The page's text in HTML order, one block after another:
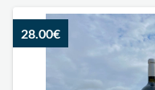
28.00€